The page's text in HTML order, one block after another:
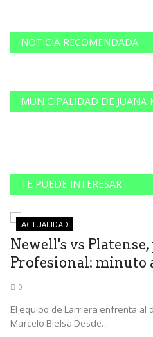
NOTICIA RECOMENDADA
MUNICIPALIDAD DE JUANA
TE PUEDE INTERESAR
ACTUALIDAD
Newell's vs
Profesional: minuto
0
El equipo de Larriera enfrenta al
Marcelo Bielsa.Desde...